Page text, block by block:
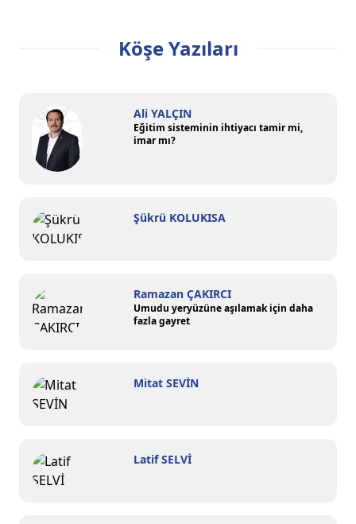
Köşe Yazıları
Ali YALÇIN
Eğitim sisteminin ihtiyacı tamir mi,
imar mı?
Şükrü KOLUKISA
Ramazan ÇAKIRCI
Umudu yeryüzüne aşılamak için daha
fazla gayret
Mitat SEVİN
Latif SELVİ